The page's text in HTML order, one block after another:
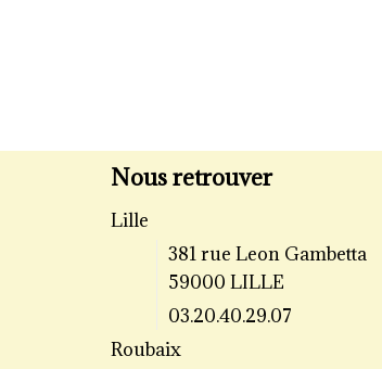
Nous retrouver
Lille
381 rue Leon Gambetta
59000 LILLE
03.20.40.29.07
Roubaix